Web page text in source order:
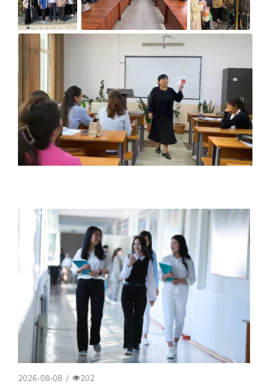
2026-08-08 / 202